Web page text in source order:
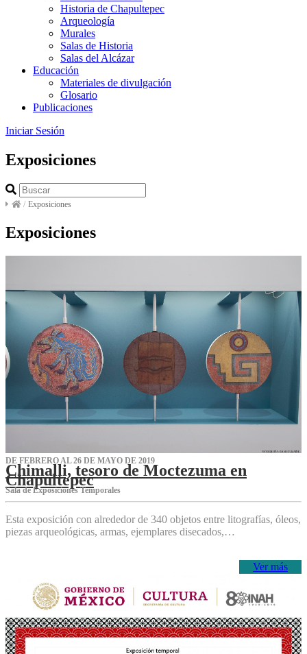
Historia de Chapultepec
Arqueología
Murales
Salas de Historia
Salas del Alcázar
Educación
Materiales de divulgación
Glosario
Publicaciones
Iniciar Sesión
Exposiciones
/ Exposiciones
Exposiciones
DE FEBRERO AL 26 DE MAYO DE 2019
Chimalli, tesoro de Moctezuma en
Chapultepec
Sala de Exposiciones Temporales
Esta exposición con alrededor de 340 objetos entre litografías, óleos,
piezas arqueológicas, armas, ejemplares disecados,…
Ver más